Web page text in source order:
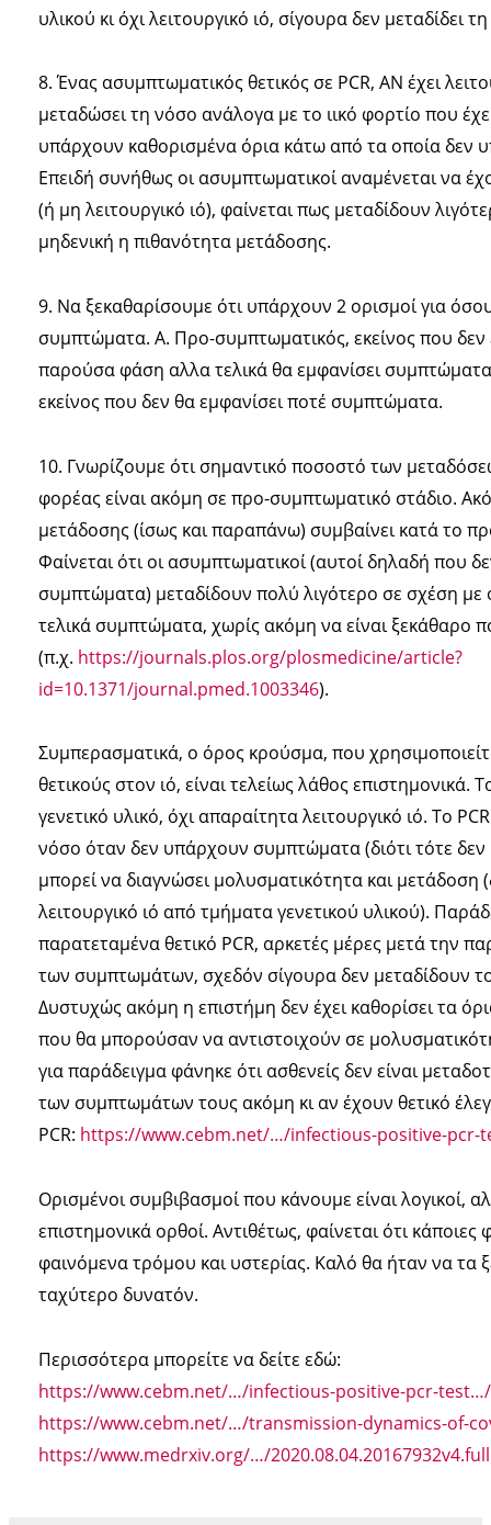
υλικού κι όχι λειτουργικό ιό, σίγουρα δεν μεταδίδει
8. Ένας ασυμπτωματικός θετικός σε PCR, ΑΝ έχει
μεταδώσει τη νόσο ανάλογα με το ιικό φορτίο που
υπάρχουν καθορισμένα όρια κάτω από τα οποία δεν
Επειδή συνήθως οι ασυμπτωματικοί αναμένεται να
(ή μη λειτουργικό ιό), φαίνεται πως μεταδίδουν
μηδενική η πιθανότητα μετάδοσης.
9. Να ξεκαθαρίσουμε ότι υπάρχουν 2 ορισμοί για
συμπτώματα. Α. Προ-συμπτωματικός, εκείνος που
παρούσα φάση αλλα τελικά θα εμφανίσει
εκείνος που δεν θα εμφανίσει ποτέ συμπτώματα.
10. Γνωρίζουμε ότι σημαντικό ποσοστό των
φορέας είναι ακόμη σε προ-συμπτωματικό στάδιο.
μετάδοσης (ίσως και παραπάνω) συμβαίνει κατά το
Φαίνεται ότι οι ασυμπτωματικοί (αυτοί δηλαδή που
συμπτώματα) μεταδίδουν πολύ λιγότερο σε σχέση
τελικά συμπτώματα, χωρίς ακόμη να είναι ξεκάθαρο
(π.χ. https://journals.plos.org/plosmedicine/article?
id=10.1371/journal.pmed.1003346).
Συμπερασματικά, ο όρος κρούσμα, που
θετικούς στον ιό, είναι τελείως λάθος επιστημονικά.
γενετικό υλικό, όχι απαραίτητα λειτουργικό ιό. Το
νόσο όταν δεν υπάρχουν συμπτώματα (διότι τότε
μπορεί να διαγνώσει μολυσματικότητα και μετάδοση
λειτουργικό ιό από τμήματα γενετικού υλικού).
παρατεταμένα θετικό PCR, αρκετές μέρες μετά την
των συμπτωμάτων, σχεδόν σίγουρα δεν μεταδίδουν
Δυστυχώς ακόμη η επιστήμη δεν έχει καθορίσει τα
που θα μπορούσαν να αντιστοιχούν σε
για παράδειγμα φάνηκε ότι ασθενείς δεν είναι
των συμπτωμάτων τους ακόμη κι αν έχουν θετικό
PCR: https://www.cebm.net/…/infectious-positive-pcr-
Ορισμένοι συμβιβασμοί που κάνουμε είναι λογικοί,
επιστημονικά ορθοί. Αντιθέτως, φαίνεται ότι
φαινόμενα τρόμου και υστερίας. Καλό θα ήταν να τα
ταχύτερο δυνατόν.
Περισσότερα μπορείτε να δείτε εδώ:
https://www.cebm.net/…/infectious-positive-pcr-test…/
https://www.cebm.net/…/transmission-dynamics-of-
https://www.medrxiv.org/…/